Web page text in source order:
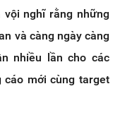
nghĩ rằng những
và càng ngày càng
nhiều lần cho các
cáo mới cùng target